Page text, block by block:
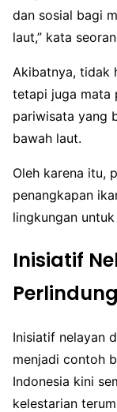
dan sosial bagi
laut,” kata
Akibatnya, tidak
tetapi juga mata
pariwisata yang
bawah laut.
Oleh karena itu,
penangkapan
lingkungan
Inisiatif
Inisiatif nelayan
menjadi contoh
Indonesia kini
kelestarian